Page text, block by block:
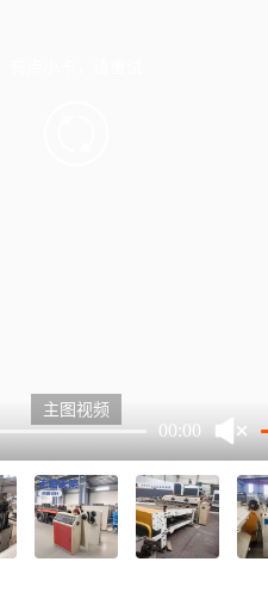
00:00
主图视频